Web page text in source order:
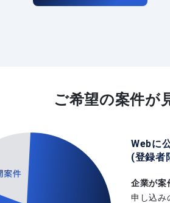
ご希望の案件が
Webに
(登録者
企業が案
申し込み